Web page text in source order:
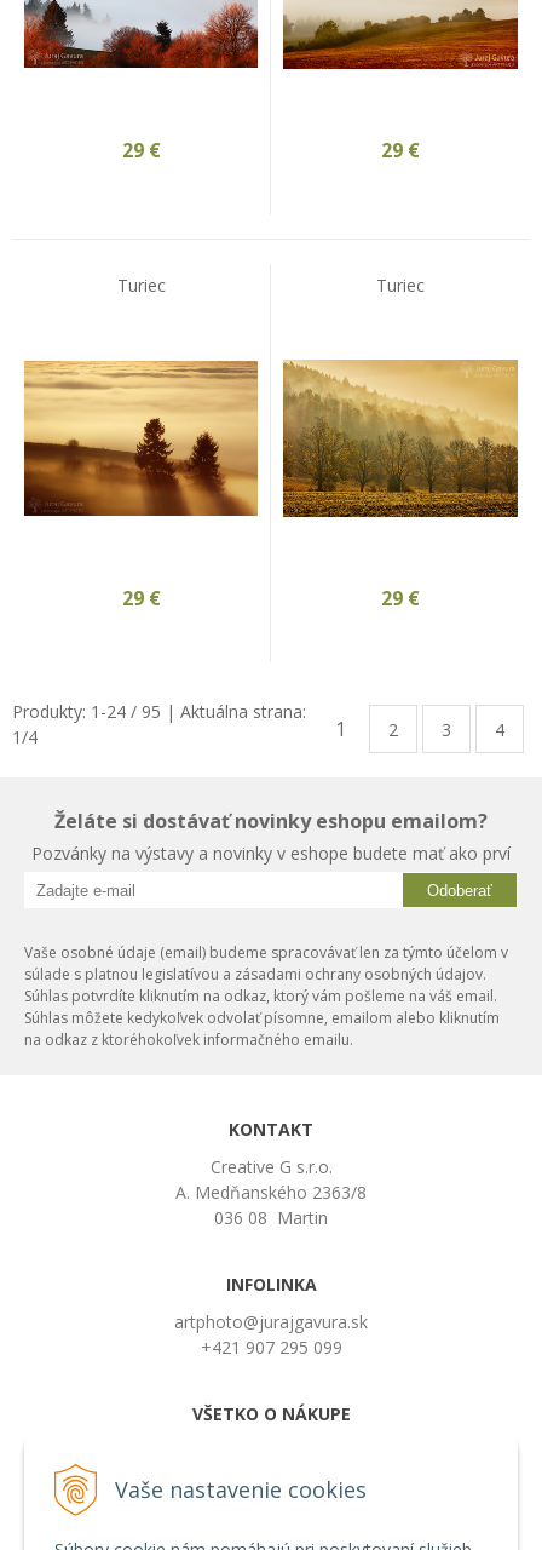
Vaše nastavenie cookies
29 € 29 €
Turiec
29 €
Turiec
29 €
1 2 3 4
Produkty: 1 -24 / 95 | Aktuálna strana:
1/4
Želáte si dostávať novinky eshopu emailom?
Pozvánky na výstavy a novinky v eshope budete mať ako prví
Odoberať
Vaše osobné údaje (email) budeme spracovávať len za týmto účelom v
súlade s platnou legislatívou a zásadami ochrany osobných údajov.
Súhlas potvrdíte kliknutím na odkaz, ktorý vám pošleme na váš email.
Súhlas môžete kedykoľvek odvolať písomne, emailom alebo kliknutím
na odkaz z ktoréhokoľvek informačného emailu.
KONTAKT
Creative G s.r.o.
A. Medňanského 2363/8
036 08 Martin
INFOLINKA
artphoto@jurajgavura.sk
+421 907 295 099
VŠETKO O NÁKUPE
Možnosti platby a doprava
Používanie cookies